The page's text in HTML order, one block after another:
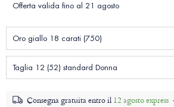
Offerta valida fino al 21 agosto
Oro giallo 18 carati (750)
Taglia 12 (52) standard Donna
Consegna gratuita entro il 12 agosto express